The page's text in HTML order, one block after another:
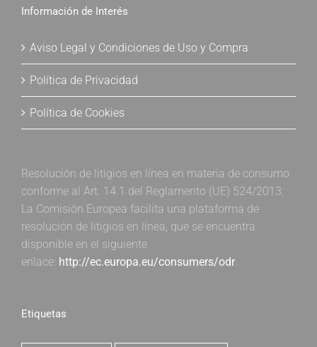
Información de Interés
Aviso Legal y Condiciones de Uso y Compra
Política de Privacidad
Política de Cookies
Resolución de litigios en línea en materia de consumo
conforme al Art. 14.1 del Reglamento (UE) 524/2013:
La Comisión Europea facilita una plataforma de
resolución de litigios en línea, que se encuentra
disponible en el siguiente
enlace: http://ec.europa.eu/consumers/odr.
Etiquetas